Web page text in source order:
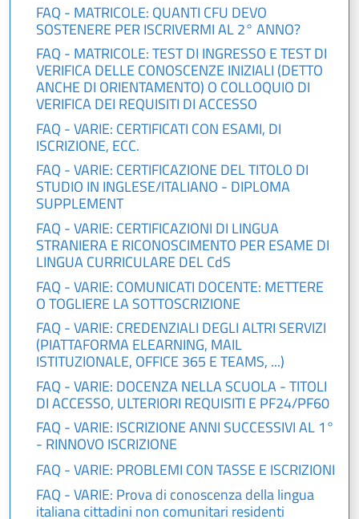
FAQ - MATRICOLE: QUANTI CFU DEVO
SOSTENERE PER ISCRIVERMI AL 2° ANNO?
FAQ - MATRICOLE: TEST DI INGRESSO E TEST DI
VERIFICA DELLE CONOSCENZE INIZIALI (DETTO
ANCHE DI ORIENTAMENTO) O COLLOQUIO DI
VERIFICA DEI REQUISITI DI ACCESSO
FAQ - VARIE: CERTIFICATI CON ESAMI, DI
ISCRIZIONE, ECC.
FAQ - VARIE: CERTIFICAZIONE DEL TITOLO DI
STUDIO IN INGLESE/ITALIANO - DIPLOMA
SUPPLEMENT
FAQ - VARIE: CERTIFICAZIONI DI LINGUA
STRANIERA E RICONOSCIMENTO PER ESAME DI
LINGUA CURRICULARE DEL CdS
FAQ - VARIE: COMUNICATI DOCENTE: METTERE
O TOGLIERE LA SOTTOSCRIZIONE
FAQ - VARIE: CREDENZIALI DEGLI ALTRI SERVIZI
(PIATTAFORMA ELEARNING, MAIL
ISTITUZIONALE, OFFICE 365 E TEAMS, ...)
FAQ - VARIE: DOCENZA NELLA SCUOLA - TITOLI
DI ACCESSO, ULTERIORI REQUISITI E PF24/PF60
FAQ - VARIE: ISCRIZIONE ANNI SUCCESSIVI AL 1°
- RINNOVO ISCRIZIONE
FAQ - VARIE: PROBLEMI CON TASSE E ISCRIZIONI
FAQ - VARIE: Prova di conoscenza della lingua
italiana cittadini non comunitari residenti